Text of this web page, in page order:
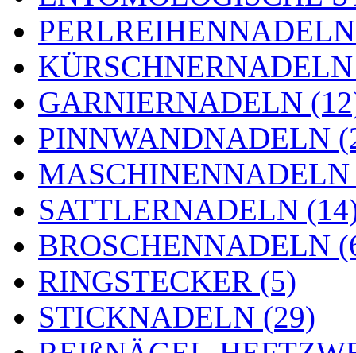
GARNIERNADELN
PINNWANDNADELN
MASCHINENNADELN
SATTLERNADELN
BROSCHENNADELN
RINGSTECKER (5)
STICKNADELN (29)